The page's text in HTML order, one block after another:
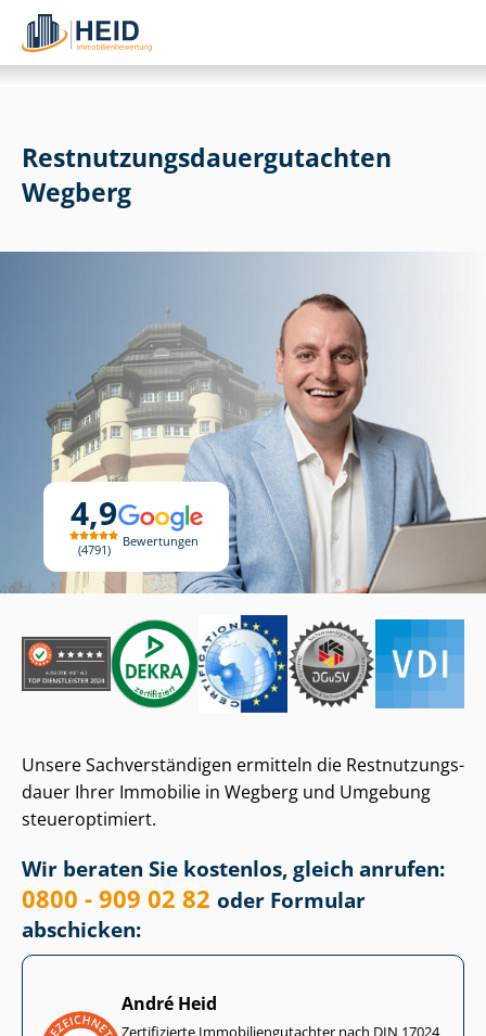
4,9
4791
Bewertungen
Rest­nut­zungs­dau­er­gut­ach­ten
Wegberg
Unsere Sach­ver­stän­di­gen ermitteln die Rest­nut­zungs­
dau­er Ihrer Immobilie in Wegberg und Umgebung
steueroptimiert.
Wir beraten Sie kostenlos, gleich anrufen:
0800 - 909 02 82 oder Formular
abschicken:
André Heid
Zertifizierte Im­mo­bi­li­en­gut­ach­ter nach DIN 17024